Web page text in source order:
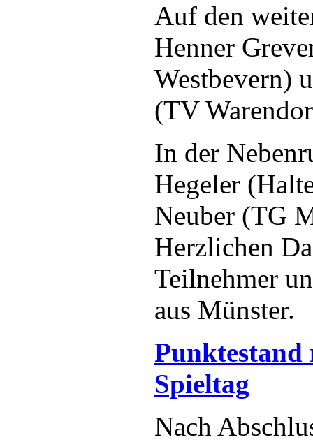
Auf den
Henner
Westbevern)
(TV
In der
Hegeler
Neuber (TG
Herzlichen
Teilnehmer
aus Münster.
Punktestand
Spieltag
Nach